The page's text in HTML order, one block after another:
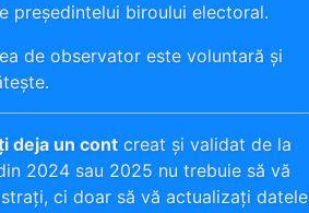
președintelui biroului electoral.
de observator este voluntară și
deja un cont creat și validat de la
2024 sau 2025 nu trebuie să vă
ci doar să vă actualizați datele